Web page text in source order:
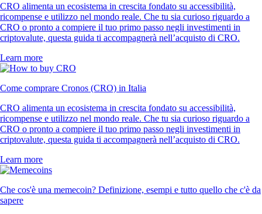
CRO alimenta un ecosistema in crescita fondato su accessibilità,
ricompense e utilizzo nel mondo reale. Che tu sia curioso riguardo a
CRO o pronto a compiere il tuo primo passo negli investimenti in
criptovalute, questa guida ti accompagnerà nell’acquisto di CRO.
Learn more
Come comprare Cronos (CRO) in Italia
CRO alimenta un ecosistema in crescita fondato su accessibilità,
ricompense e utilizzo nel mondo reale. Che tu sia curioso riguardo a
CRO o pronto a compiere il tuo primo passo negli investimenti in
criptovalute, questa guida ti accompagnerà nell’acquisto di CRO.
Learn more
Che cos'è una memecoin? Definizione, esempi e tutto quello che c'è da
sapere